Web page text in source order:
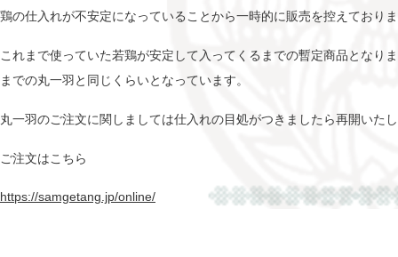
鶏の仕入れが不安定になっていることから一時的に販売を控えており
これまで使っていた若鶏が安定して入ってくるまでの暫定商品とな
までの丸一羽と同じくらいとなっています。
丸一羽のご注文に関しましては仕入れの目処がつきましたら再開いた
ご注文はこちら
https://samgetang.jp/online/